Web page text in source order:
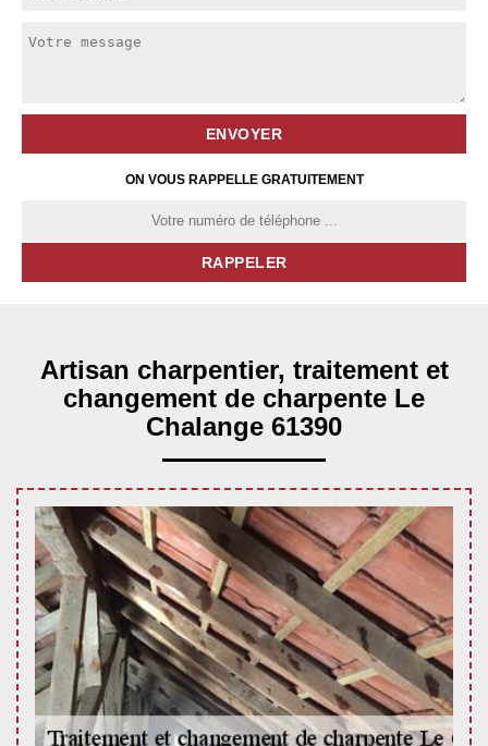
ON VOUS RAPPELLE GRATUITEMENT
Artisan charpentier, traitement et
changement de charpente Le
Chalange 61390